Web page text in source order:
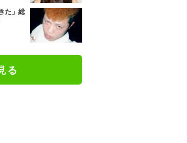
た」総
る